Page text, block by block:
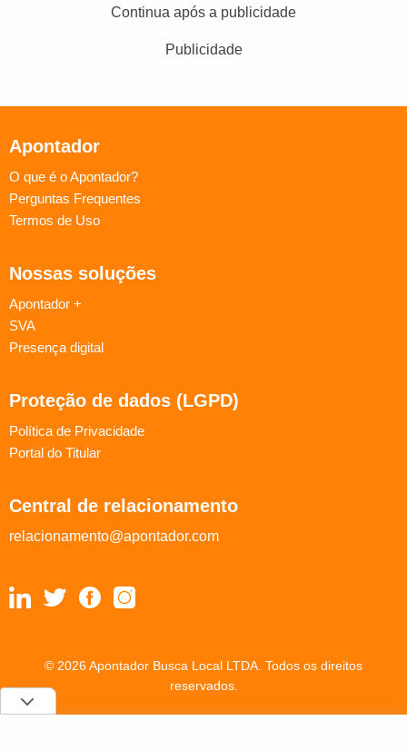
Continua após a publicidade
Publicidade
Apontador
O que é o Apontador?
Perguntas Frequentes
Termos de Uso
Nossas soluções
Apontador +
SVA
Presença digital
Proteção de dados (LGPD)
Política de Privacidade
Portal do Titular
Central de relacionamento
relacionamento@apontador.com
© 2026 Apontador Busca Local LTDA. Todos os direitos
reservados.